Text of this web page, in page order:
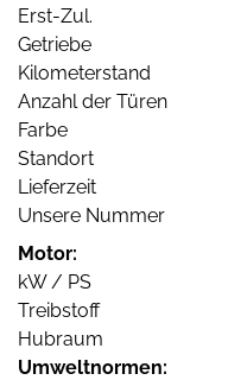
Erst-Zul.
Getriebe
Kilometerstand
Anzahl der Türen
Farbe
Standort
Lieferzeit
Unsere Nummer
Motor:
kW / PS
Treibstoff
Hubraum
Umweltnormen: